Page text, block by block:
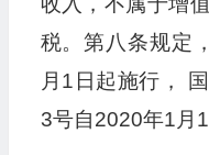
税。第八条规定
月1日起施行，
3号自2020年1月1